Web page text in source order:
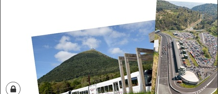
c
h
e
r